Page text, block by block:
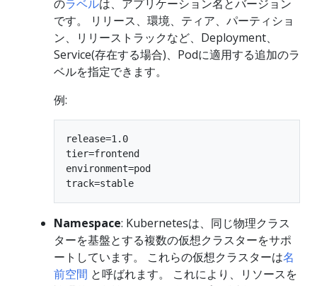
のラベルは、アプリケーション名とバージョン
です。 リリース、環境、ティア、パーティショ
ン、リリーストラックなど、Deployment、
Service(存在する場合)、Podに適用する追加のラ
ベルを指定できます。
例:
release=1.0
tier=frontend
environment=pod
Namespace: Kubernetesは、同じ物理クラス
ターを基盤とする複数の仮想クラスターをサポ
ートしています。 これらの仮想クラスターは名
前空間 と呼ばれます。 これにより、リソースを